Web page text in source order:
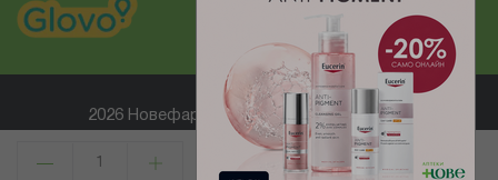
КУПИ
2026 Новефарм ® Всички права запазени
Електронен магазин